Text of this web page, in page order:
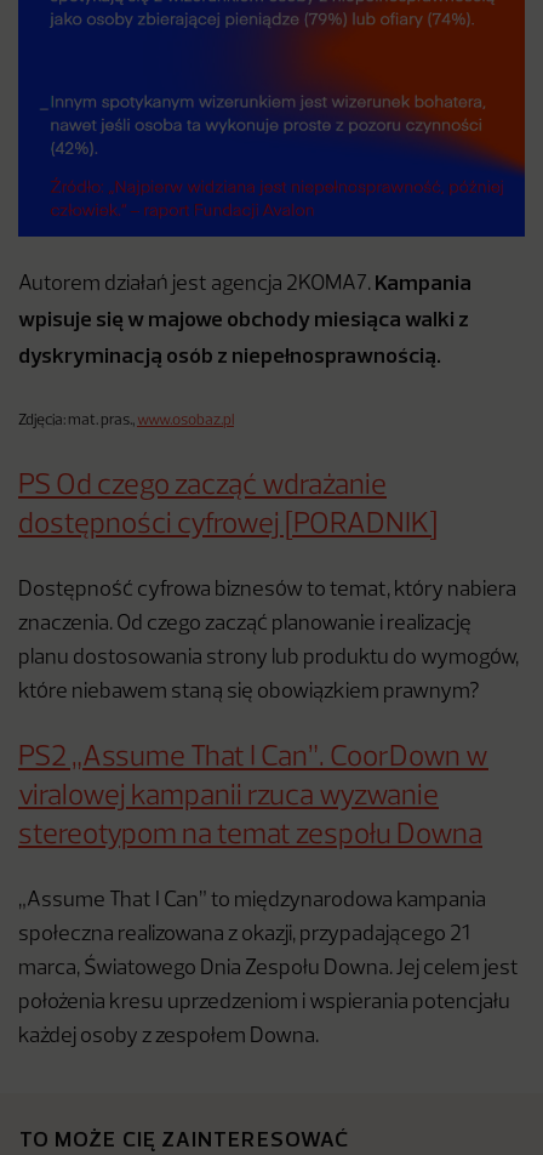
Autorem działań jest agencja 2KOMA7. Kampania
wpisuje się w majowe obchody miesiąca walki z
dyskryminacją osób z niepełnosprawnością.
Zdjęcia: mat. pras., www.osobaz.pl
PS Od czego zacząć wdrażanie
dostępności cyfrowej [PORADNIK]
Dostępność cyfrowa biznesów to temat, który nabiera
znaczenia. Od czego zacząć planowanie i realizację
planu dostosowania strony lub produktu do wymogów,
które niebawem staną się obowiązkiem prawnym?
PS2 „Assume That I Can”. CoorDown w
viralowej kampanii rzuca wyzwanie
stereotypom na temat zespołu Downa
„Assume That I Can” to międzynarodowa kampania
społeczna realizowana z okazji, przypadającego 21
marca, Światowego Dnia Zespołu Downa. Jej celem jest
położenia kresu uprzedzeniom i wspierania potencjału
każdej osoby z zespołem Downa.
TO MOŻE CIĘ ZAINTERESOWAĆ